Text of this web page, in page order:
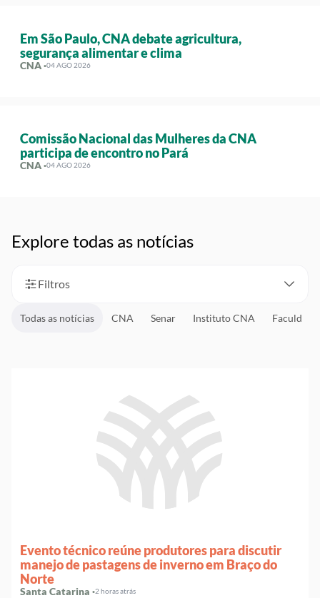
Em São Paulo, CNA debate agricultura,
segurança alimentar e clima
CNA ·04 AGO 2026
Comissão Nacional das Mulheres da CNA
participa de encontro no Pará
CNA ·04 AGO 2026
Explore todas as notícias
Filtros
Todas as notícias CNA Senar Instituto CNA
Evento técnico reúne produtores para discutir
manejo de pastagens de inverno em Braço do
Norte
Santa Catarina ·2 horas atrás